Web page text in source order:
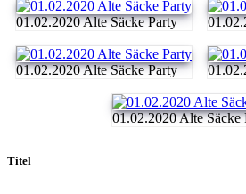
01.02.2020 Alte Säcke Party
01.02.2020 Alte Säcke Party
01.02.2020 Alte Säcke
Titel